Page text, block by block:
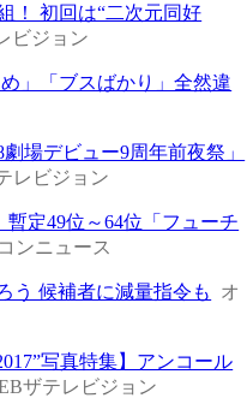
！ 初回は“二次元同好
ビジョン
」「ブスばかり」全然違
場デビュー9周年前夜祭」
レビジョン
定49位～64位「フューチ
ンニュース
う 候補者に減量指令も
オ
写真特集】アンコール
ザテレビジョン